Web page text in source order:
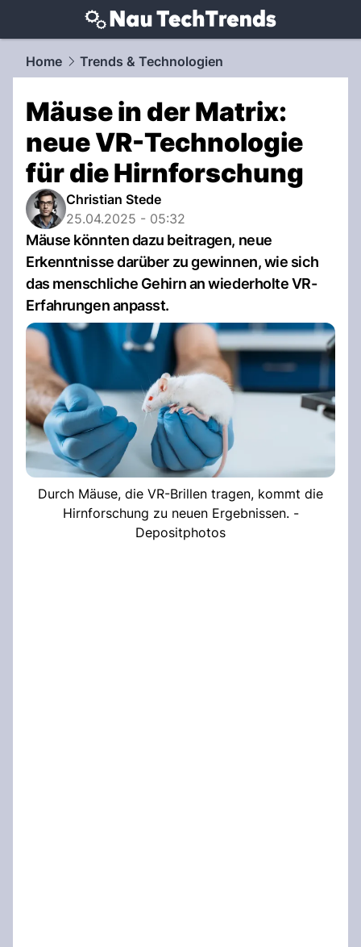
techtrends.NAU.ch
Home Trends & Technologien
Mäuse in der Matrix:
neue VR-Technologie
für die Hirnforschung
Christian Stede
25.04.2025 - 05:32
Mäuse könnten dazu beitragen, neue
Erkenntnisse darüber zu gewinnen, wie sich
das menschliche Gehirn an wiederholte VR-
Erfahrungen anpasst.
Durch Mäuse, die VR-Brillen tragen, kommt die
Hirnforschung zu neuen Ergebnissen. -
Depositphotos